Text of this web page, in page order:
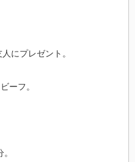
にプレゼント。
ーフ。